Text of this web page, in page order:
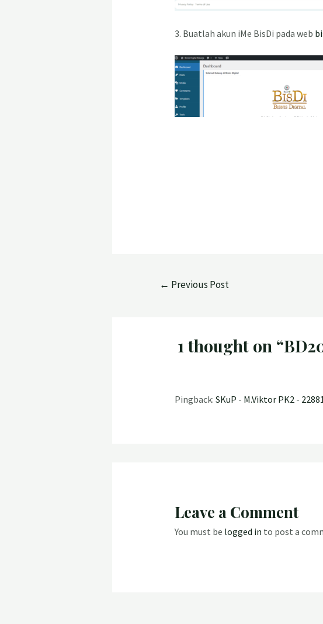
3. Buatlah akun iMe BisDi pada web
← Previous Post
1 thought on
Pingback: SKuP - M.Viktor PK2 -
Leave a Comment
You must be logged in to post a